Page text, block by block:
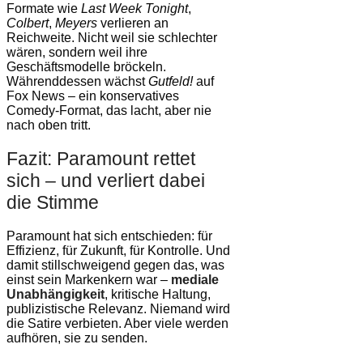
Formate wie Last Week Tonight,
Colbert, Meyers verlieren an
Reichweite. Nicht weil sie schlechter
wären, sondern weil ihre
Geschäftsmodelle bröckeln.
Währenddessen wächstGutfeld!auf
Fox News – ein konservatives
Comedy-Format, das lacht, aber nie
nach oben tritt.
Fazit: Paramount rettet
sich – und verliert dabei
die Stimme
Paramount hat sich entschieden: für
Effizienz, für Zukunft, für Kontrolle. Und
damit stillschweigend gegen das, was
einst sein Markenkern war – mediale
Unabhängigkeit, kritische Haltung,
publizistische Relevanz. Niemand wird
die Satire verbieten. Aber viele werden
aufhören, sie zu senden.